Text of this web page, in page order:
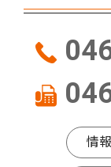
情